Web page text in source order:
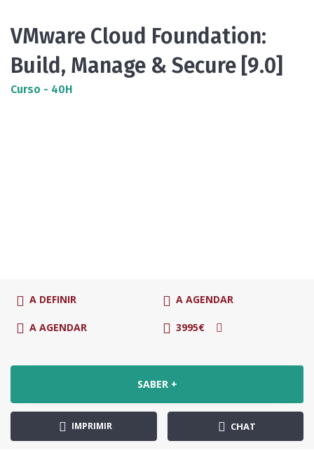
VMware Cloud Foundation:
Build, Manage & Secure [9.0]
Curso - 40H
A DEFINIR A AGENDAR
A AGENDAR 3995€
SABER +
IMPRIMIR CHAT